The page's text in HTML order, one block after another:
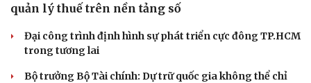
quản lý thuế trên nền tảng số
Đại công trình định hình sự phát triển cực đông TP.HCM
trong tương lai
Bộ trưởng Bộ Tài chính: Dự trữ quốc gia không thể chỉ